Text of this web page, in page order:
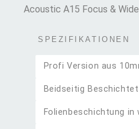
Acoustic A15 Focus & Wide
SPEZIFIKATIONEN
Profi Version aus
Beidseitig Beschichtet
Folienbeschichtung in